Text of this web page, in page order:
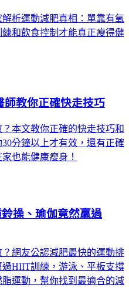
析運動減肥真相：單靠有氧
和飲食控制才能真正瘦得健
師教你正確快走技巧
本文教你正確的快走技巧和
分鐘以上才有效，還有正確
也能健康瘦身！
操、瑜伽竟然贏過
網友公認減肥最快的運動排
HIIT訓練，游泳、平板支撐
運動，幫你找到最適合的減